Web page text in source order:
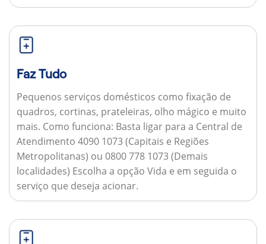
Faz Tudo
Pequenos serviços domésticos como fixação de
quadros, cortinas, prateleiras, olho mágico e muito
mais. Como funciona: Basta ligar para a Central de
Atendimento 4090 1073 (Capitais e Regiões
Metropolitanas) ou 0800 778 1073 (Demais
localidades) Escolha a opção Vida e em seguida o
serviço que deseja acionar.